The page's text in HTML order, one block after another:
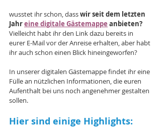
wusstet ihr schon, dass wir seit dem letzten
Jahr eine digitale Gästemappe anbieten?
Vielleicht habt ihr den Link dazu bereits in
eurer E-Mail vor der Anreise erhalten, aber habt
ihr auch schon einen Blick hineingeworfen?
In unserer digitalen Gästemappe findet ihr eine
Fülle an nützlichen Informationen, die euren
Aufenthalt bei uns noch angenehmer gestalten
sollen.
Hier sind einige Highlights: